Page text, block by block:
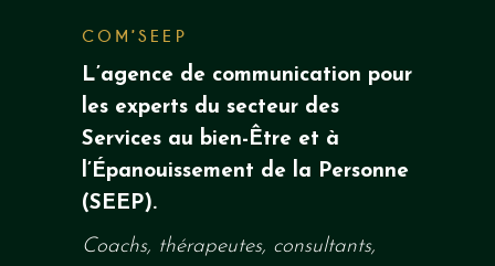
COM’SEEP
L’agence de communication pour
les experts du secteur des
Services au bien-Être et à
l’Épanouissement de la Personne
(SEEP).
Coachs, thérapeutes, consultants,